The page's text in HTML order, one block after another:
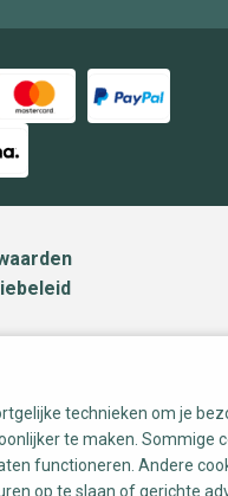
technieken om je
te maken. Sommige
functioneren. Andere
op te slaan of gerichte